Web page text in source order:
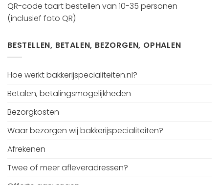
QR-code taart bestellen van 10-35 personen
(inclusief foto QR)
BESTELLEN, BETALEN, BEZORGEN, OPHALEN
Hoe werkt bakkerijspecialiteiten.nl?
Betalen, betalingsmogelijkheden
Bezorgkosten
Waar bezorgen wij bakkerijspecialiteiten?
Afrekenen
Twee of meer afleveradressen?